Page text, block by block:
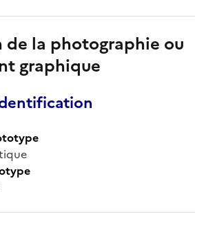
la photographie ou
graphique